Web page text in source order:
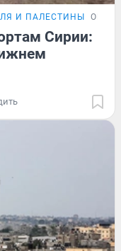
И ПАЛЕСТИНЫ ОБЗОР
Сирии: